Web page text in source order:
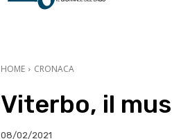
HOME CRONACA
Viterbo, il
08/02/2021